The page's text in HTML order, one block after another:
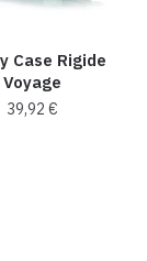
Case Rigide
Voyage
39,92 €